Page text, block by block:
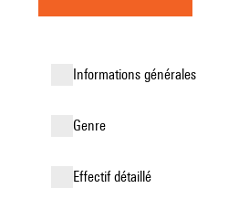
informations générales
genre
effectif détaillé